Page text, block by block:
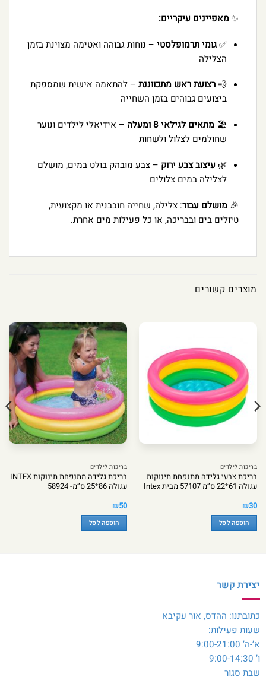
✨מאפיינים עיקריים:
✅גומי תרמופלסטי– נוחות גבוהה ואטימה מצוינת בזמן
הצלילה
💨 רצועת ראש מתכווננת– להתאמה אישית שמספקת
ביצועים גבוהים בזמן השחייה
🏖️ מתאים לגילאי 8 ומעלה
– אידיאלי לילדים ונוער
שחולמים לצלול ולשחות
🌿 עיצוב צבע ירוק – צבע מובהק בולט במים, מושלם
לצלילה במים צלולים
🎉 מושלם עבור: צלילה, שחייה חובבנית או מקצועית,
טיולים בים ובבריכה, או כל פעילות מים אחרת.
מוצרים קשורים
בריכות לילדים
בריכת צבעי גלידה מתנפחת תינוקות
עגולה 61*22 ס”מ 57107 מבית Intex
₪30
הוספה לסל
בריכות לילדים
בריכת גלידה מתנפחת תינוקות INTEX
עגולה 86*25 ס”מ- 58924
₪50
הוספה לסל
יצירת קשר
כתובתנו: ההדס, אור עקיבא
שעות פעילות:
א’-ה’ 9:00-21:00
ו’ 9:00-14:30
שבת סגור